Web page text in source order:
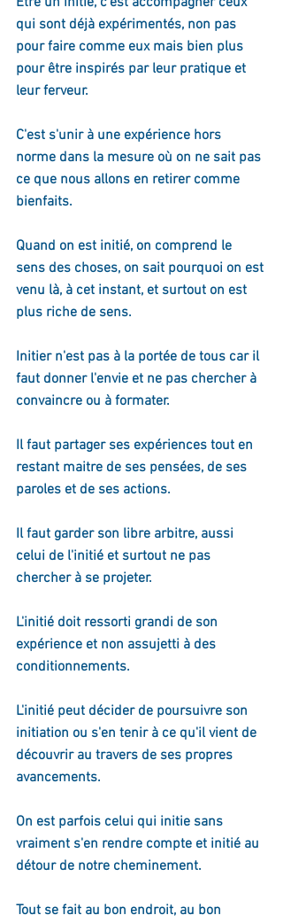
qui sont déjà expérimentés, non pas
pour faire comme eux mais bien plus
pour être inspirés par leur pratique et
leur ferveur.
C'est s'unir à une expérience hors
norme dans la mesure où on ne sait pas
ce que nous allons en retirer comme
bienfaits.
Quand on est initié, on comprend le
sens des choses, on sait pourquoi on est
venu là, à cet instant, et surtout on est
plus riche de sens.
Initier n'est pas à la portée de tous car il
faut donner l'envie et ne pas chercher à
convaincre ou à formater.
Il faut partager ses expériences tout en
restant maitre de ses pensées, de ses
paroles et de ses actions.
Il faut garder son libre arbitre, aussi
celui de l'initié et surtout ne pas
chercher à se projeter.
L'initié doit ressorti grandi de son
expérience et non assujetti à des
conditionnements.
L'initié peut décider de poursuivre son
initiation ou s'en tenir à ce qu'il vient de
découvrir au travers de ses propres
avancements.
On est parfois celui qui initie sans
vraiment s'en rendre compte et initié au
détour de notre cheminement.
Tout se fait au bon endroit, au bon